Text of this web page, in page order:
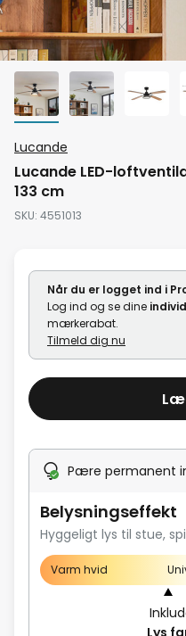
starten
billedgalleriet
Lucande
Lucande LED-
133 cm
SKU 4551013
Når du er logget ind i
Log ind og se dine
mærkerabat.
Tilmeld dig nu
Pære permanent
Belysningseffekt
Hyggeligt lys til stue,
Varm hvid